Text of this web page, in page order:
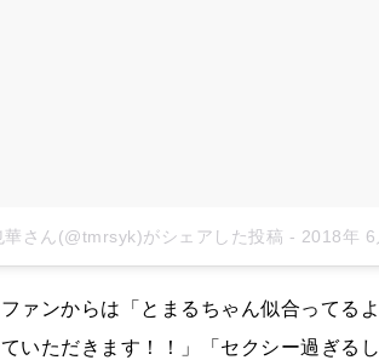
華さん(@tmrsyk)がシェアした投稿 - 2018年
ァンからは「とまるちゃん似合ってる
いただきます！！」「セクシー過ぎる